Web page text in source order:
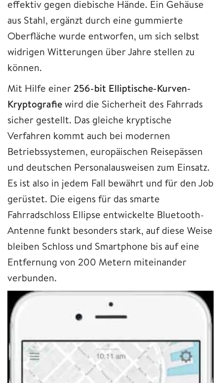
effektiv gegen diebische Hände. Ein Gehäuse
aus Stahl, ergänzt durch eine gummierte
Oberfläche wurde entworfen, um sich selbst
widrigen Witterungen über Jahre stellen zu
können.
Mit Hilfe einer 256-bit Elliptische-Kurven-
Kryptografiewird die Sicherheit des Fahrrads
sicher gestellt. Das gleiche kryptische
Verfahren kommt auch bei modernen
Betriebssystemen, europäischen Reisepässen
und deutschen Personalausweisen zum Einsatz.
Es ist also in jedem Fall bewährt und für den Job
gerüstet. Die eigens für das smarte
Fahrradschloss Ellipse entwickelte Bluetooth-
Antenne funkt besonders stark, auf diese Weise
bleiben Schloss und Smartphone bis auf eine
Entfernung von 200 Metern miteinander
verbunden.